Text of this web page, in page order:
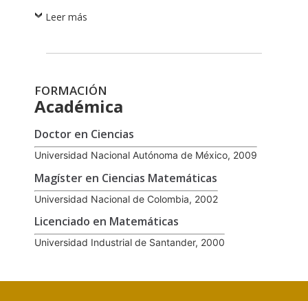
Leer más
FORMACIÓN
Académica
Doctor en Ciencias
Universidad Nacional Autónoma de México, 2009
Magíster en Ciencias Matemáticas
Universidad Nacional de Colombia, 2002
Licenciado en Matemáticas
Universidad Industrial de Santander, 2000